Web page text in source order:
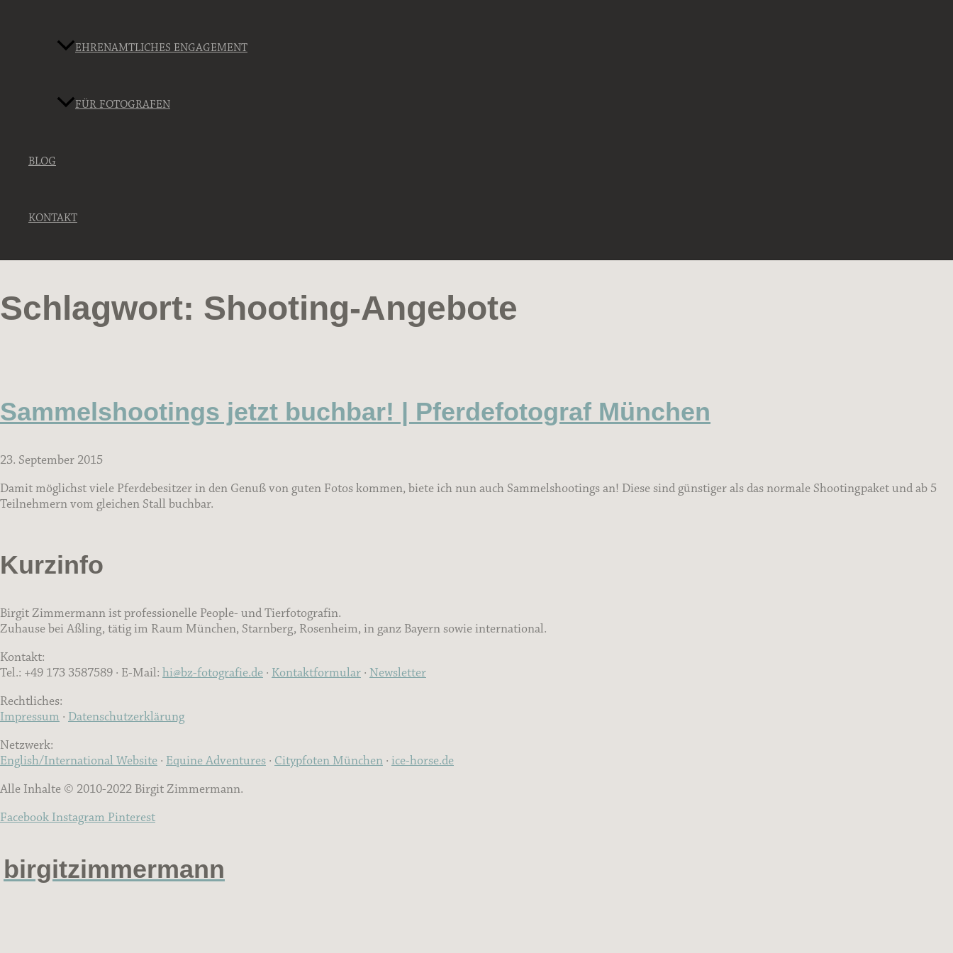
EHRENAMTLICHES ENGAGEMENT
FÜR FOTOGRAFEN
BLOG
KONTAKT
Schlagwort: Shooting-Angebote
Sammelshootings jetzt buchbar! | Pferdefotograf München
23. September 2015
Damit möglichst viele Pferdebesitzer in den Genuß von guten Fotos kommen, biete ich nun auch Sammelshootings an! Diese sind günstiger als das normale Shootingpaket und ab 5
Teilnehmern vom gleichen Stall buchbar.
Kurzinfo
Birgit Zimmermann ist professionelle People- und Tierfotografin.
Zuhause bei Aßling, tätig im Raum München, Starnberg, Rosenheim, in ganz Bayern sowie international.
Kontakt:
Tel.: +49 173 3587589 · E-Mail: hi@bz-fotografie.de · Kontaktformular · Newsletter
Rechtliches:
Impressum · Datenschutzerklärung
Netzwerk:
English/International Website · Equine Adventures · Citypfoten München · ice-horse.de
Alle Inhalte © 2010-2022 Birgit Zimmermann.
Facebook Instagram Pinterest
birgitzimmermann